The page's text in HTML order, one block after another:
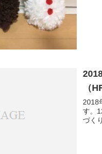
（
2018
す。
づく